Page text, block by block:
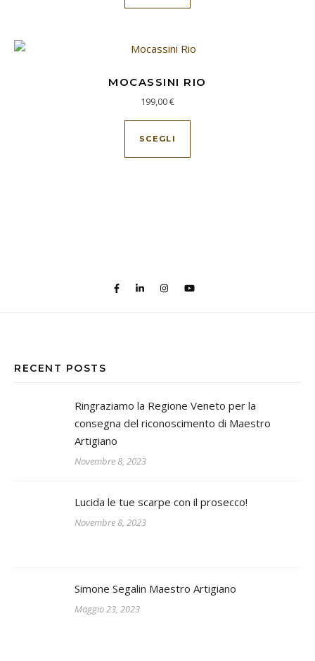
MOCASSINI RIO
199,00€
SCEGLI
Questo prodotto ha più
RECENT POSTS
Ringraziamo la Regione Veneto per la
consegna del riconoscimento di Maestro
Artigiano
Novembre 8, 2023
Lucida le tue scarpe con il prosecco!
Novembre 8, 2023
Simone Segalin Maestro Artigiano
Maggio 23, 2023